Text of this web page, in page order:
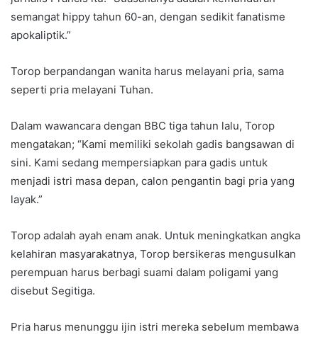
semangat hippy tahun 60-an, dengan sedikit fanatisme
apokaliptik.”
Torop berpandangan wanita harus melayani pria, sama
seperti pria melayani Tuhan.
Dalam wawancara dengan BBC tiga tahun lalu, Torop
mengatakan; “Kami memiliki sekolah gadis bangsawan di
sini. Kami sedang mempersiapkan para gadis untuk
menjadi istri masa depan, calon pengantin bagi pria yang
layak.”
Torop adalah ayah enam anak. Untuk meningkatkan angka
kelahiran masyarakatnya, Torop bersikeras mengusulkan
perempuan harus berbagi suami dalam poligami yang
disebut Segitiga.
Pria harus menunggu ijin istri mereka sebelum membawa